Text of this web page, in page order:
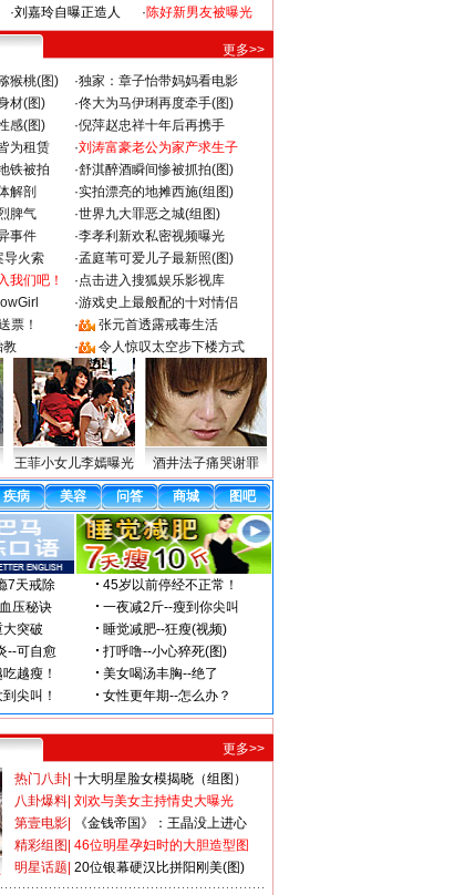
·刘嘉玲自曝正造人
·陈好新男友被曝光
更多>>
猴桃(图) ·独家：章子怡带妈妈看电影
材(图) ·佟大为马伊琍再度牵手(图)
感(图) ·倪萍赵忠祥十年后再携手
为租赁 ·刘涛富豪老公为家产求生子
铁被拍 ·舒淇醉酒瞬间惨被抓拍(图)
解剖 ·实拍漂亮的地摊西施(组图)
脾气 ·世界九大罪恶之城(组图)
事件 ·李孝利新欢私密视频曝光
导火索 ·孟庭苇可爱儿子最新照(图)
我们吧！ ·点击进入搜狐娱乐影视库
·游戏史上最般配的十对情侣
票！ ·
张元首透露戒毒生活
教 · 令人惊叹太空步下楼方式
王菲小女儿李嫣曝光 酒井法子痛哭谢罪
更多>>
热门八卦 十大明星脸女模揭晓（组图）
八卦爆料 刘欢与美女主持情史大曝光
第壹电影
《金钱帝国》：王晶没上进心
精彩组图 46位明星孕妇时的大胆造型图
明星话题 20位银幕硬汉比拼阳刚美(图)